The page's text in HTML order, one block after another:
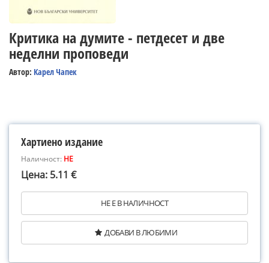
Критика на думите - петдесет и две
неделни проповеди
Автор: Карел Чапек
Хартиено издание
Наличност: НЕ
Цена: 5.11 €
НЕ Е В НАЛИЧНОСТ
ДОБАВИ В ЛЮБИМИ